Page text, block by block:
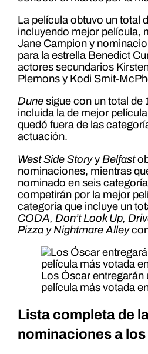
La película obtuvo un total
incluyendo mejor película,
Jane Campion y
para la estrella Benedict
actores secundarios
Plemons y Kodi Smit-
Dune sigue con un total de
incluida la de mejor
quedó fuera de las
actuación.
West Side Storyy Belfast
nominaciones, mientras
nominado en seis
competirán por la mejor
categoría que incluye un
CODA, Don’t Look Up,
Pizza y Nightmare Alley
Los Óscar entregarán
película más votada
Lista completa de
nominaciones a